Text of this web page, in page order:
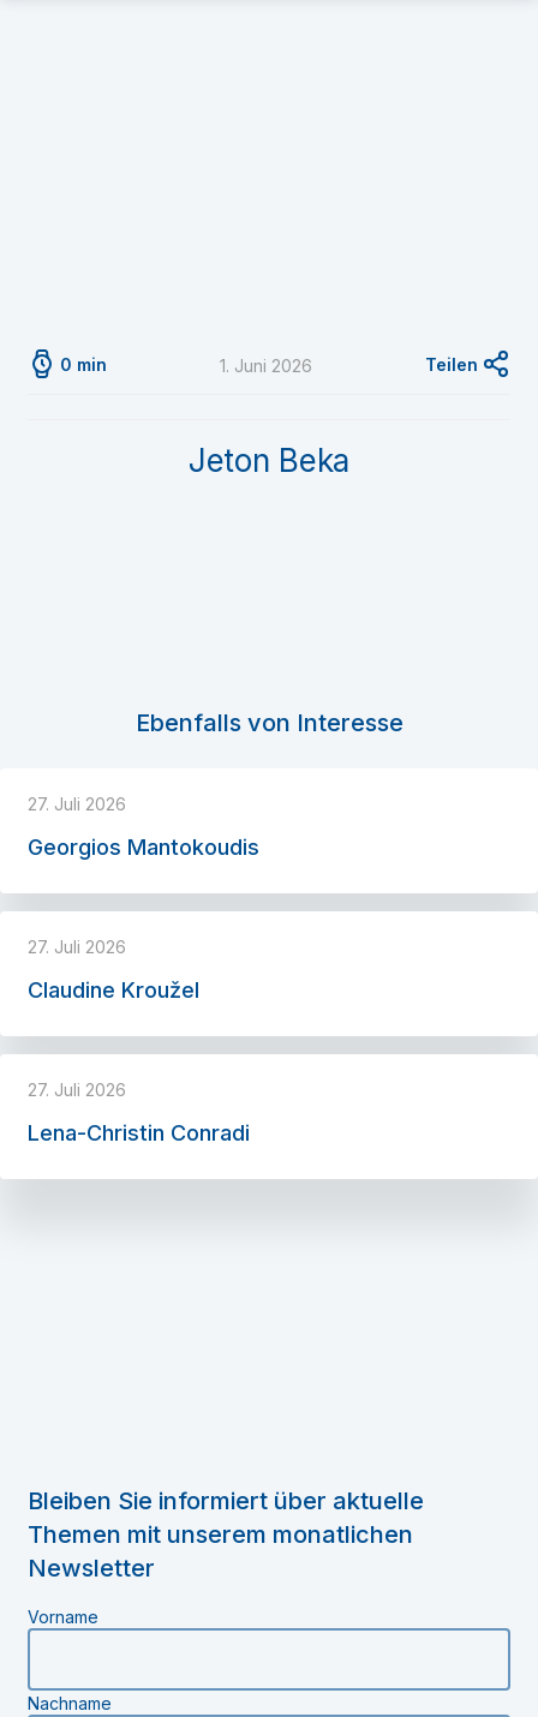
0 min 1. Juni 2026 Teilen
Jeton Beka
Ebenfalls von Interesse
27. Juli 2026
Georgios Mantokoudis
27. Juli 2026
Claudine Kroužel
27. Juli 2026
Lena-Christin Conradi
Bleiben Sie informiert über aktuelle
Themen mit unserem monatlichen
Newsletter
Vorname
Nachname